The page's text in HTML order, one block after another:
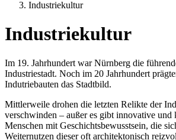
Industriekultur
Industriekultur
Im 19. Jahrhundert war Nürnberg die
Industriestadt. Noch im 20 Jahrhundert
Indutriebauten das Stadtbild.
Mittlerweile drohen die letzten Relikte der
verschwinden – außer es gibt innovative und
Menschen mit Geschichtsbewusstsein, die
Weiternutzen dieser oft architektonisch